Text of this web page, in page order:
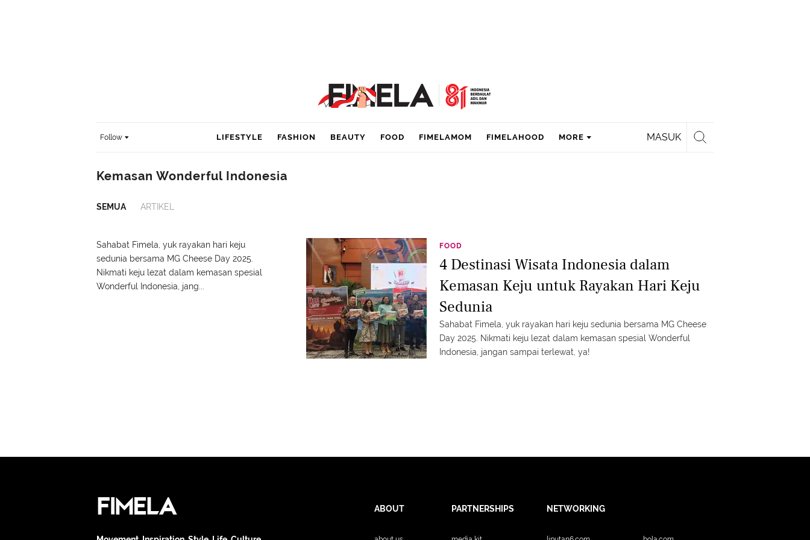
Follow MASUK
LIFESTYLE FASHION BEAUTY FOOD FIMELAMOM FIMELAHOOD MORE
Kemasan Wonderful Indonesia
SEMUA ARTIKEL
Sahabat Fimela, yuk rayakan hari keju
sedunia bersama MG Cheese Day 2025.
Nikmati keju lezat dalam kemasan spesial
Wonderful Indonesia, jang...
FOOD
4 Destinasi Wisata Indonesia dalam
Kemasan Keju untuk Rayakan Hari Keju
Sedunia
Sahabat Fimela, yuk rayakan hari keju sedunia bersama MG Cheese
Day 2025. Nikmati keju lezat dalam kemasan spesial Wonderful
Indonesia, jangan sampai terlewat, ya!
ABOUT PARTNERSHIPS NETWORKING